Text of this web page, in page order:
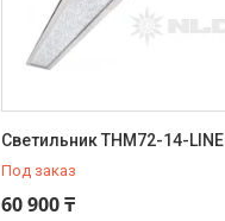
Светильник THM72-14-LINE
Под заказ
60 900 ₸